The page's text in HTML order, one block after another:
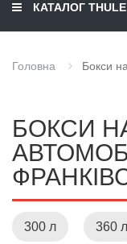
КАТАЛОГ THULE
Головна Бокси
БОКСИ
300 л 360 л